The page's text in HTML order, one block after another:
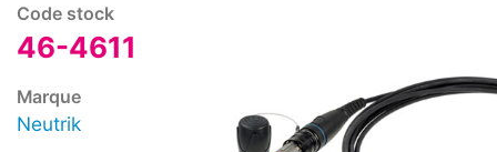
Code stock
46-4611
Marque
Neutrik